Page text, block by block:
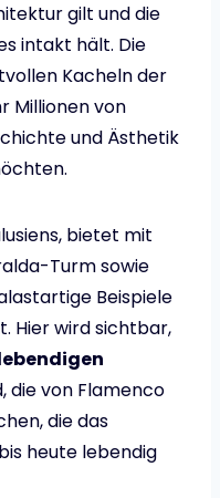
gilt und die
intakt hält. Die
Kacheln der
Millionen von
und Ästhetik
bietet mit
Turm sowie
Beispiele
Hier wird sichtbar,
die von Flamenco
die das
heute lebendig